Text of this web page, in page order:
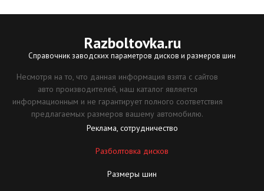
Razboltovka.ru
Справочник заводских параметров дисков и размеров шин
Несмотря на то, что данная информация взята с сайтов
авто производителей, наш каталог является
информационным и не гарантирует полного соответствия
предлагаемых размеров вашему автомобилю.
Реклама, сотрудничество
Разболтовка дисков
Размеры шин